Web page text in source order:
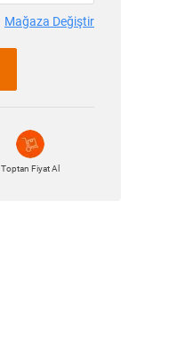
Mağaza Değiştir
Toptan Fiyat Al